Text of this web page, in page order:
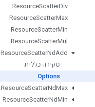
ResourceScatterDiv
ResourceScatterMax
ResourceScatterMin
ResourceScatterMul
ResourceScatterNdAdd
סקירה כללית
Options
ResourceScatterNdMax
ResourceScatterNdMin